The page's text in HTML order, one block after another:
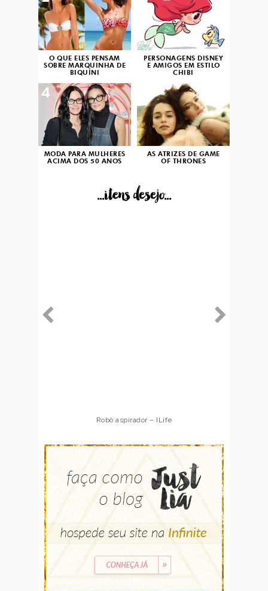
O QUE ELES PENSAM
SOBRE MARQUINHA DE
BIQUÍNI
PERSONAGENS DISNEY
E AMIGOS EM ESTILO
CHIBI
MODA PARA MULHERES
ACIMA DOS 50 ANOS
4
AS ATRIZES DE GAME
OF THRONES
...itens desejo...
Robô aspirador – ILife